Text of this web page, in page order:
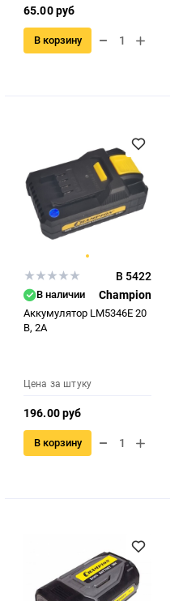
65.00 руб
В корзину
B 5422
В наличии Champion
Аккумулятор LM5346E 20
В, 2А
Цена за штуку
196.00 руб
В корзину